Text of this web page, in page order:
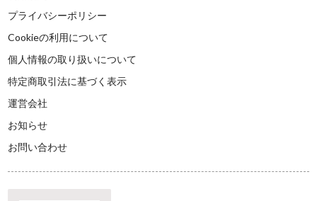
プライバシーポリシー
Cookieの利用について
個人情報の取り扱いについて
特定商取引法に基づく表示
運営会社
お知らせ
お問い合わせ